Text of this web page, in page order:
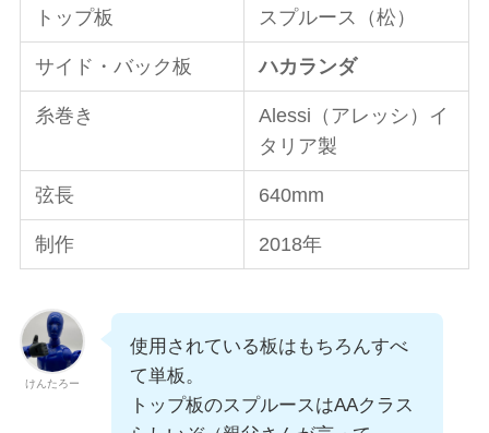
トップ板 スプルース（松）
サイド・バック板 ハカランダ
糸巻き
Alessi（アレッシ）イ
タリア製
弦長 640mm
制作 2018年
けんたろー
使用されている板はもちろんすべ
て単板。
トップ板のスプルースはAAクラス